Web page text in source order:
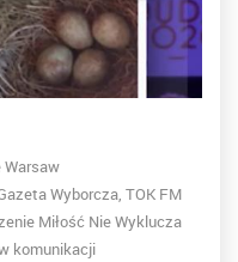
Warsaw
Wyborcza, TOK FM
Miłość Nie Wyklucza
komunikacji